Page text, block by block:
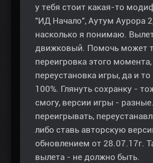
у тебя стоит какая-то
"ИД Начало", Аутум Аурора
насколько я понимаю.
движковый. Помочь может
переигровка этого момента,
переустановка игры, да и
100%. Глянуть сохранку -
смогу, версии игры -
переигрывать,
либо ставь авторскую
обновлением от 28.07.17г.
вылета - не должно быть.